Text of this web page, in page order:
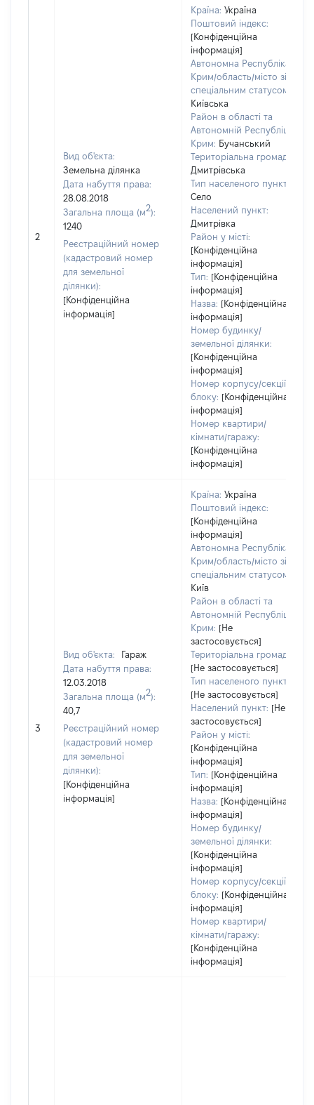
2
Вид об'єкта:
Земельна ділянка
Дата набуття права:
28.08.2018
Загальна площа (м2):
1240
Реєстраційний номер
(кадастровий номер
для земельної
ділянки):
[Конфіденційна
інформація]
Країна: Україна
Поштовий індекс:
[Конфіденційна
інформація]
Автономна Республіка
Крим/область/місто зі
спеціальним статусом:
Київська
Район в області та
Автономній Республіці
Крим: Бучанський
Територіальна громада:
Дмитрівська
Тип населеного пункту:
Село
Населений пункт:
Дмитрівка
Район у місті:
[Конфіденційна
інформація]
Тип: [Конфіденційна
інформація]
Назва: [Конфіденційна
інформація]
Номер будинку/
земельної ділянки:
[Конфіденційна
інформація]
Номер корпусу/секції/
блоку: [Конфіденційна
інформація]
Номер квартири/
кімнати/гаражу:
[Конфіденційна
інформація]
3
Вид об'єкта:
Гараж
Дата набуття права:
12.03.2018
Загальна площа (м2):
40,7
Реєстраційний номер
(кадастровий номер
для земельної
ділянки):
[Конфіденційна
інформація]
Країна: Україна
Поштовий індекс:
[Конфіденційна
інформація]
Автономна Республіка
Крим/область/місто зі
спеціальним статусом:
Київ
Район в області та
Автономній Республіці
Крим: [Не
застосовується]
Територіальна громада:
[Не застосовується]
Тип населеного пункту:
[Не застосовується]
Населений пункт: [Не
застосовується]
Район у місті:
[Конфіденційна
інформація]
Тип: [Конфіденційна
інформація]
Назва: [Конфіденційна
інформація]
Номер будинку/
земельної ділянки:
[Конфіденційна
інформація]
Номер корпусу/секції/
блоку: [Конфіденційна
інформація]
Номер квартири/
кімнати/гаражу:
[Конфіденційна
інформація]